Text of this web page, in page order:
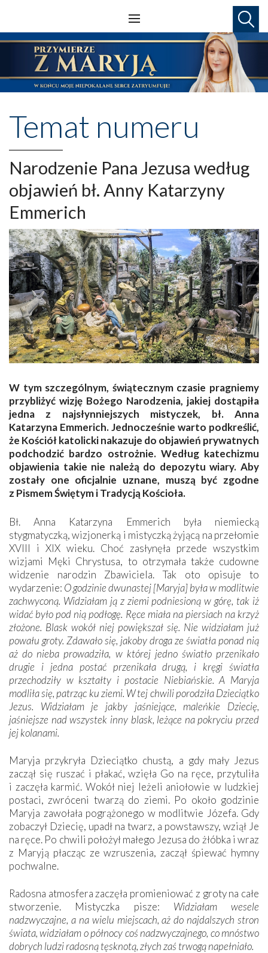
Temat numeru
Narodzenie Pana Jezusa według
objawień bł. Anny Katarzyny
Emmerich
W tym szczególnym, świątecznym czasie pragniemy
przybliżyć wizję Bożego Narodzenia, jakiej dostąpiła
jedna z najsłynniejszych mistyczek, bł. Anna
Katarzyna Emmerich. Jednocześnie warto podkreślić,
że Kościół katolicki nakazuje do objawień prywatnych
podchodzić bardzo ostrożnie. Według katechizmu
objawienia takie nie należą do depozytu wiary. Aby
zostały one oficjalnie uznane, muszą być zgodne
z Pismem Świętym i Tradycją Kościoła.
Bł. Anna Katarzyna Emmerich była niemiecką
stygmatyczką, wizjonerką i mistyczką żyjącą na przełomie
XVIII i XIX wieku. Choć zasłynęła przede wszystkim
wizjami Męki Chrystusa, to otrzymała także cudowne
widzenie narodzin Zbawiciela. Tak oto opisuje to
wydarzenie: O godzinie dwunastej [Maryja] była w modlitwie
zachwyconą. Widziałam ją z ziemi podniesioną w górę, tak iż
widać było pod nią podłogę. Ręce miała na piersiach na krzyż
złożone. Blask wokół niej powiększał się. Nie widziałam już
powału groty. Zdawało się, jakoby droga ze światła ponad nią
aż do nieba prowadziła, w której jedno światło przenikało
drugie i jedna postać przenikała drugą, i kręgi światła
przechodziły w kształty i postacie Niebiańskie. A Maryja
modliła się, patrząc ku ziemi. W tej chwili porodziła Dzieciątko
Jezus. Widziałam je jakby jaśniejące, maleńkie Dziecię,
jaśniejsze nad wszystek inny blask, leżące na pokryciu przed
jej kolanami.
Maryja przykryła Dzieciątko chustą, a gdy mały Jezus
zaczął się ruszać i płakać, wzięła Go na ręce, przytuliła
i zaczęła karmić. Wokół niej leżeli aniołowie w ludzkiej
postaci, zwróceni twarzą do ziemi. Po około godzinie
Maryja zawołała pogrążonego w modlitwie Józefa. Gdy
zobaczył Dziecię, upadł na twarz, a powstawszy, wziął Je
na ręce. Po chwili położył małego Jezusa do żłóbka i wraz
z Maryją płacząc ze wzruszenia, zaczął śpiewać hymny
pochwalne.
Radosna atmosfera zaczęła promieniować z groty na całe
stworzenie. Mistyczka pisze: Widziałam wesele
nadzwyczajne, a na wielu miejscach, aż do najdalszych stron
świata, widziałam o północy coś nadzwyczajnego, co mnóstwo
dobrych ludzi radosną tęsknotą, złych zaś trwogą napełniało.